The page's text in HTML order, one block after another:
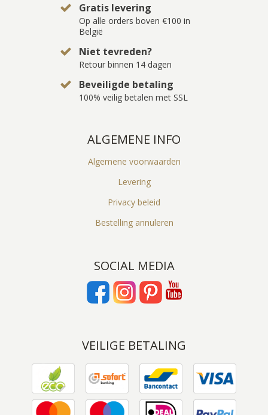
Gratis levering
Op alle orders boven €100 in
België
Niet tevreden?
Retour binnen 14 dagen
Beveiligde betaling
100% veilig betalen met SSL
ALGEMENE INFO
Algemene voorwaarden
Levering
Privacy beleid
Bestelling annuleren
SOCIAL MEDIA
VEILIGE BETALING